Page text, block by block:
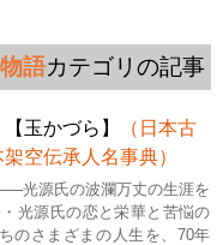
語カテゴリの記事
玉かづら】
（日本古
空伝承人名事典）
光源氏の波瀾万丈の生涯を
光源氏の恋と栄華と苦悩の
のさまざまの人生を、70年